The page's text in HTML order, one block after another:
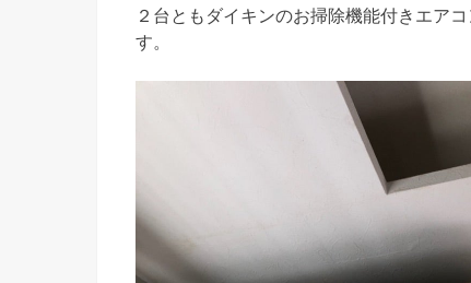
２台ともダイキンのお掃除機能付きエア
す。